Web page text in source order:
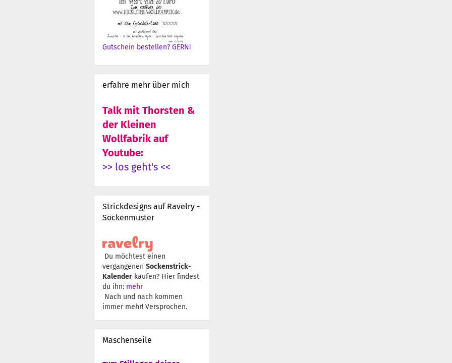
Gutschein bestellen? GERN!
erfahre mehr über mich
Talk mit Thorsten &
der Kleinen
Wollfabrik auf
Youtube:
>> los geht's <<
Strickdesigns auf Ravelry -
Sockenmuster
Du möchtest einen
vergangenen Sockenstrick-
Kalender kaufen? Hier findest
du ihn: mehr
Nach und nach kommen
immer mehr! Versprochen.
Maschenseile